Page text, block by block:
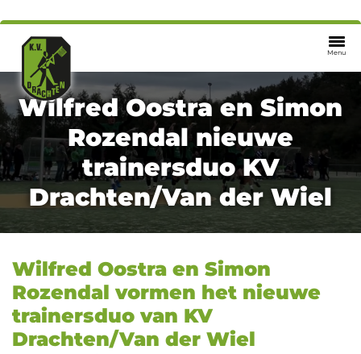
Menu
Wilfred Oostra en Simon
Rozendal nieuwe
trainersduo KV
Drachten/Van der Wiel
Wilfred Oostra en Simon
Rozendal vormen het nieuwe
trainersduo van KV
Drachten/Van der Wiel